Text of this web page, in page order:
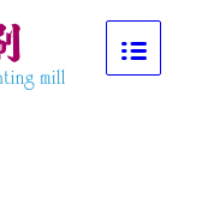
下一頁
1 2